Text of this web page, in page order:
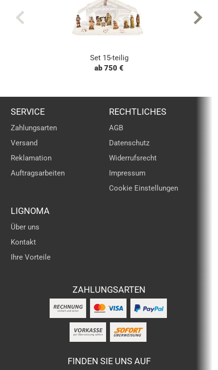
Set 15-teilig
ab 750 €
SERVICE
Zahlungsarten
Versand
Reklamation
Auftragsarbeiten
RECHTLICHES
AGB
Datenschutz
Widerrufsrecht
Impressum
Cookie Einstellungen
LIGNOMA
Über uns
Kontakt
Ihre Vorteile
ZAHLUNGSARTEN
FINDEN SIE UNS AUF